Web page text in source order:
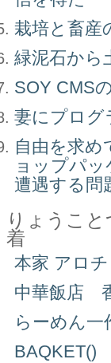
栽培と畜産
緑泥石から
SOY CMS
妻にプログ
自由を求
ョップパ
遭遇する問
りょうこ
着
本家 アロ
中華飯店
らーめん一
BAQKET()